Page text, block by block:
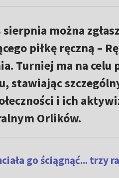
sierpnia można
piłkę ręczną –
Turniej ma na
stawiając
i ich
Orlików.
go ściągnąć... trzy